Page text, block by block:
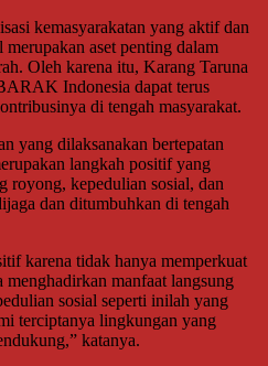
kemasyarakatan yang aktif dan
aset penting dalam
Oleh karena itu, Karang Taruna
Indonesia dapat terus
di tengah masyarakat.
yang dilaksanakan bertepatan
langkah positif yang
royong, kepedulian sosial, dan
dan ditumbuhkan di tengah
karena tidak hanya memperkuat
menghadirkan manfaat langsung
sosial seperti inilah yang
terciptanya lingkungan yang
katanya.